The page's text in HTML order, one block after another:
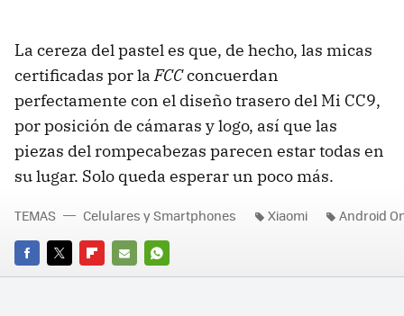
La cereza del pastel es que, de hecho, las micas
certificadas por laFCCconcuerdan
perfectamente con el diseño trasero del Mi CC9,
por posición de cámaras y logo, así que las
piezas del rompecabezas parecen estar todas en
su lugar. Solo queda esperar un poco más.
FACEBOOK
TWITTERFLIPBOARD
E-
WHATSAPP
TEMAS Celulares y Smartphones Xiaomi Android